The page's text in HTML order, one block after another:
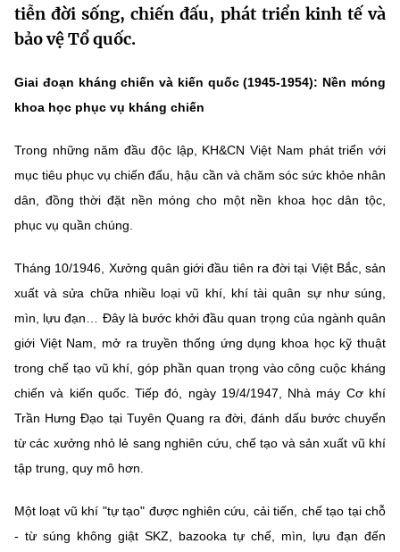
Bưu chính, Viễn thông
Tiêu chuẩn, đo lường, chất lượng
Năng lượng nguyên tử
Tin tổng hợp
Văn bản chỉ đạo điều hành
THỐNG KÊ
Đổi mới sáng tạo
Chuyển đổi số
Sở hữu trí tuệ
Tiêu chuẩn, đo lường, chất lượng
Năng lượng nguyên tử
Videos
Infographic
Voice
Nhiệm vụ trọng tâm
Chọn ngôn ngữ
Vietnamese English
MINISTRY OF SCIENCE AND TECHNOLOGY
Điều khoản sử dụng Theo dõi MST: Góp ý
tiễn đời sống, chiến đấu, phát triển kinh tế và
bảo vệ Tổ quốc.
Giai đoạn kháng chiến và kiến quốc (1945-1954): Nền móng
khoa học phục vụ kháng chiến
Trong những năm đầu độc lập, KH&CN Việt Nam phát triển với
mục tiêu phục vụ chiến đấu, hậu cần và chăm sóc sức khỏe nhân
dân, đồng thời đặt nền móng cho một nền khoa học dân tộc,
phục vụ quần chúng.
Tháng 10/1946, Xưởng quân giới đầu tiên ra đời tại Việt Bắc, sản
xuất và sửa chữa nhiều loại vũ khí, khí tài quân sự như súng,
mìn, lựu đạn… Đây là bước khởi đầu quan trọng của ngành quân
giới Việt Nam, mở ra truyền thống ứng dụng khoa học kỹ thuật
trong chế tạo vũ khí, góp phần quan trọng vào công cuộc kháng
chiến và kiến quốc. Tiếp đó, ngày 19/4/1947, Nhà máy Cơ khí
Trần Hưng Đạo tại Tuyên Quang ra đời, đánh dấu bước chuyển
từ các xưởng nhỏ lẻ sang nghiên cứu, chế tạo và sản xuất vũ khí
tập trung, quy mô hơn.
Một loạt vũ khí "tự tạo" được nghiên cứu, cải tiến, chế tạo tại chỗ
- từ súng không giật SKZ, bazooka tự chế, mìn, lựu đạn đến